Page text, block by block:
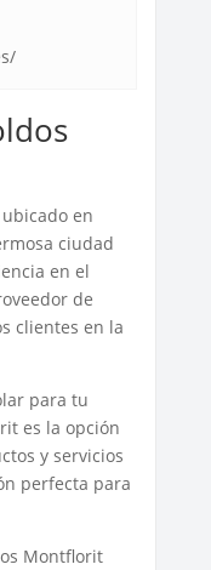
en
ciudad
en el
de
clientes en la
para tu
es la opción
y servicios
perfecta para
Montflorit